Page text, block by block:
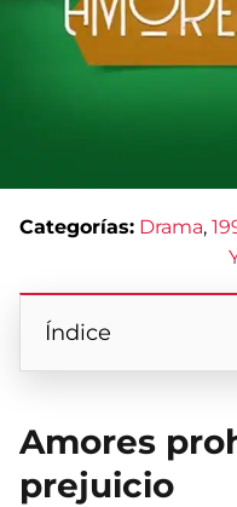
Categorías: Drama,
Índice
Amores
prejuicio